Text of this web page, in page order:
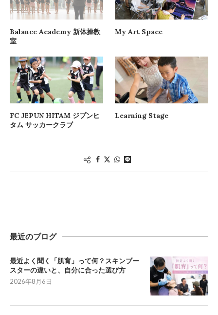
Balance Academy 新体操教
室
My Art Space
FC JEPUN HITAM ジプンヒ
タム サッカークラブ
Learning Stage
最近のブログ
最近よく聞く「肌育」って何？スキンブー
スターの違いと、自分に合った選び方
2026年8月6日